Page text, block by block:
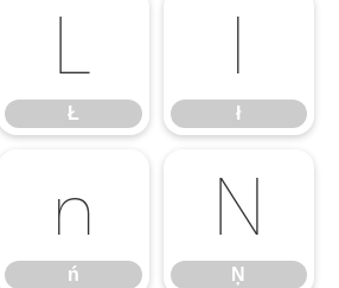
Ł
Ł
ł
ł
ń
ń
Ņ
Ņ